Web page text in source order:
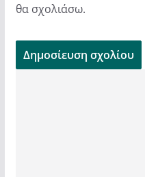
θα σχολιάσω.